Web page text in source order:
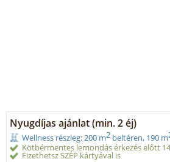
Nyugdíjas ajánlat (min. 2 éj)
Wellness részleg: 200 m2 beltéren, 190 m
Kötbérmentes lemondás érkezés előtt
Fizethetsz SZÉP kártyával is